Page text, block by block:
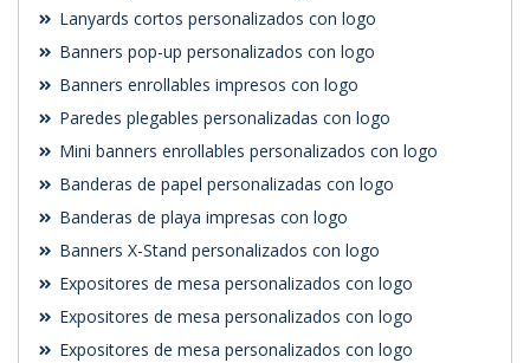
Lanyards cortos personalizados con logo
Banners pop-up personalizados con logo
Banners enrollables impresos con logo
Paredes plegables personalizadas con logo
Mini banners enrollables personalizados con logo
Banderas de papel personalizadas con logo
Banderas de playa impresas con logo
Banners X-Stand personalizados con logo
Expositores de mesa personalizados con logo
Expositores de mesa personalizados con logo
Expositores de mesa personalizados con logo